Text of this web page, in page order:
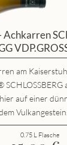
am
auf einer
Vulkangestein...
0.75 L Flasche